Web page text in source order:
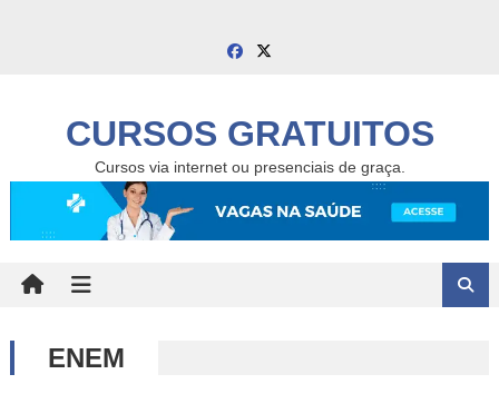
CURSOS GRATUITOS
Cursos via internet ou presenciais de graça.
ENEM